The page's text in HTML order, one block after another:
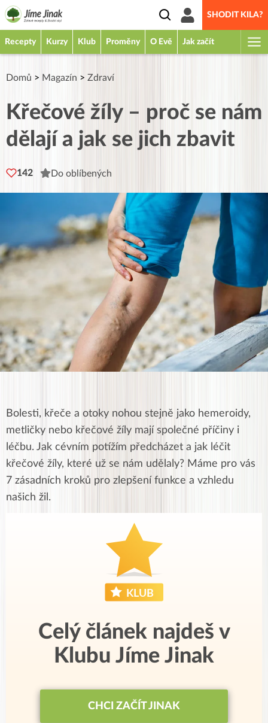
SHODIT KILA?
Recepty Kurzy Klub Proměny O Evě Jak začít
Domů > Magazín > Zdraví
Křečové žíly – proč se nám
dělají a jak se jich zbavit
142 Do oblíbených
Bolesti, křeče a otoky nohou stejně jako hemeroidy,
metličky nebo křečové žíly mají společné příčiny i
léčbu. Jak cévním potížím předcházet a jak léčit
křečové žíly, které už se nám udělaly? Máme pro vás
7 zásadních kroků pro zlepšení funkce a vzhledu
našich žil.
Celý článek najdeš v
Klubu Jíme Jinak
CHCI ZAČÍT JINAK